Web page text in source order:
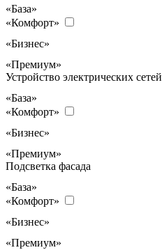
«База»
«Комфорт»
«Бизнес»
«Премиум»
Устройство электрических сетей
«База»
«Комфорт»
«Бизнес»
«Премиум»
Подсветка фасада
«База»
«Комфорт»
«Бизнес»
«Премиум»